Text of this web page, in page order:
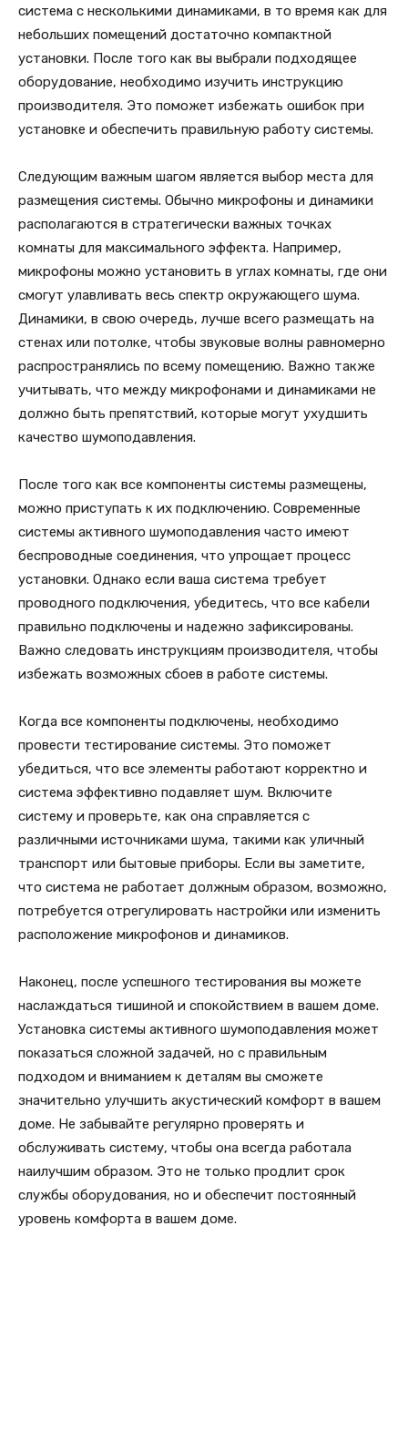
система с несколькими динамиками, в то время как для
небольших помещений достаточно компактной
установки. После того как вы выбрали подходящее
оборудование, необходимо изучить инструкцию
производителя. Это поможет избежать ошибок при
установке и обеспечить правильную работу системы.
Следующим важным шагом является выбор места для
размещения системы. Обычно микрофоны и динамики
располагаются в стратегически важных точках
комнаты для максимального эффекта. Например,
микрофоны можно установить в углах комнаты, где они
смогут улавливать весь спектр окружающего шума.
Динамики, в свою очередь, лучше всего размещать на
стенах или потолке, чтобы звуковые волны равномерно
распространялись по всему помещению. Важно также
учитывать, что между микрофонами и динамиками не
должно быть препятствий, которые могут ухудшить
качество шумоподавления.
После того как все компоненты системы размещены,
можно приступать к их подключению. Современные
системы активного шумоподавления часто имеют
беспроводные соединения, что упрощает процесс
установки. Однако если ваша система требует
проводного подключения, убедитесь, что все кабели
правильно подключены и надежно зафиксированы.
Важно следовать инструкциям производителя, чтобы
избежать возможных сбоев в работе системы.
Когда все компоненты подключены, необходимо
провести тестирование системы. Это поможет
убедиться, что все элементы работают корректно и
система эффективно подавляет шум. Включите
систему и проверьте, как она справляется с
различными источниками шума, такими как уличный
транспорт или бытовые приборы. Если вы заметите,
что система не работает должным образом, возможно,
потребуется отрегулировать настройки или изменить
расположение микрофонов и динамиков.
Наконец, после успешного тестирования вы можете
наслаждаться тишиной и спокойствием в вашем доме.
Установка системы активного шумоподавления может
показаться сложной задачей, но с правильным
подходом и вниманием к деталям вы сможете
значительно улучшить акустический комфорт в вашем
доме. Не забывайте регулярно проверять и
обслуживать систему, чтобы она всегда работала
наилучшим образом. Это не только продлит срок
службы оборудования, но и обеспечит постоянный
уровень комфорта в вашем доме.